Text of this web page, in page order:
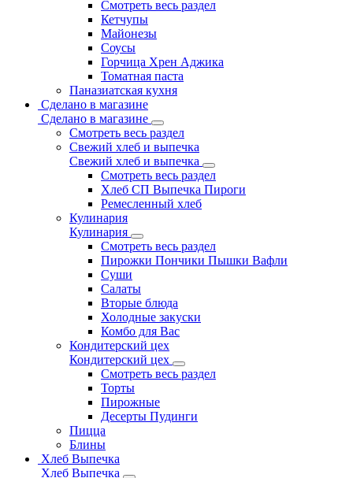
Смотреть весь раздел
Кетчупы
Майонезы
Соусы
Горчица Хрен Аджика
Томатная паста
Паназиатская кухня
Сделано в магазине
Сделано в магазине
Смотреть весь раздел
Свежий хлеб и выпечка
Свежий хлеб и выпечка
Смотреть весь раздел
Хлеб СП Выпечка Пироги
Ремесленный хлеб
Кулинария
Кулинария
Смотреть весь раздел
Пирожки Пончики Пышки Вафли
Суши
Салаты
Вторые блюда
Холодные закуски
Комбо для Вас
Кондитерский цех
Кондитерский цех
Смотреть весь раздел
Торты
Пирожные
Десерты Пудинги
Пицца
Блины
Хлеб Выпечка
Хлеб Выпечка